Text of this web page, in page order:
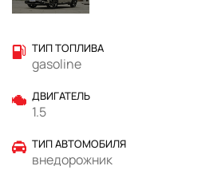
ТИП ТОПЛИВА
gasoline
ДВИГАТЕЛЬ
1.5
ТИП АВТОМОБИЛЯ
внедорожник